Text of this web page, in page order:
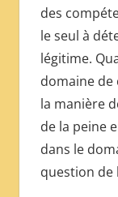
des
le seul à
légitime.
domaine de
la manière
de la peine
dans le
question de